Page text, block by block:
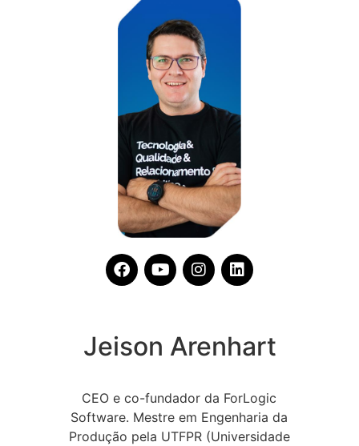
Jeison Arenhart
CEO e co-fundador da ForLogic
Software. Mestre em Engenharia da
Produção pela UTFPR (Universidade